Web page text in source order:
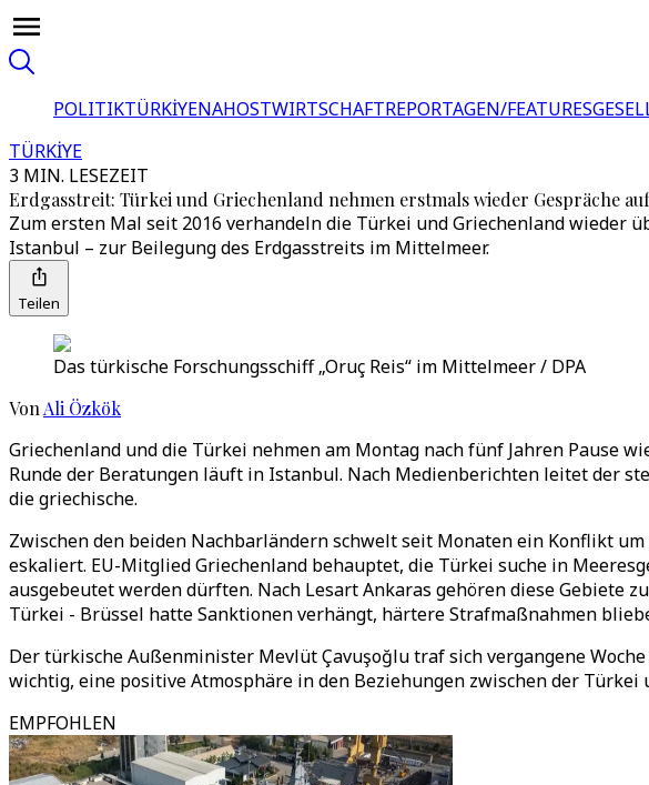
POLITIKTÜRKİYENAHOSTWIRTSCHAFTREPORTAGEN/FEATURES
TÜRKİYE
3 MIN. LESEZEIT
Erdgasstreit: Türkei und Griechenland nehmen erstmals wieder Gespräche auf
Zum ersten Mal seit 2016 verhandeln die Türkei und Griechenland wieder
Istanbul – zur Beilegung des Erdgasstreits im Mittelmeer.
Teilen
Das türkische Forschungsschiff „Oruç Reis“ im Mittelmeer / DPA
Von Ali Özkök
Griechenland und die Türkei nehmen am Montag nach fünf Jahren Pause
Runde der Beratungen läuft in Istanbul. Nach Medienberichten leitet der
die griechische.
Zwischen den beiden Nachbarländern schwelt seit Monaten ein Konflikt
eskaliert. EU-Mitglied Griechenland behauptet, die Türkei suche in
ausgebeutet werden dürften. Nach Lesart Ankaras gehören diese Gebiete
Türkei - Brüssel hatte Sanktionen verhängt, härtere Strafmaßnahmen
Der türkische Außenminister Mevlüt Çavuşoğlu traf sich vergangene
wichtig, eine positive Atmosphäre in den Beziehungen zwischen der
EMPFOHLEN